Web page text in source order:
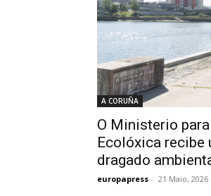
A CORUÑA
O Ministerio
Ecolóxica recibe
dragado
europapress - 21 Maio, 2026